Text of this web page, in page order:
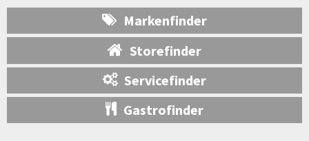
Markenfinder
Storefinder
Servicefinder
Gastrofinder